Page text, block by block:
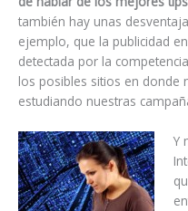
también hay unas
ejemplo, que la publicidad
detectada por la
los posibles sitios en donde
estudiando nuestras
Y